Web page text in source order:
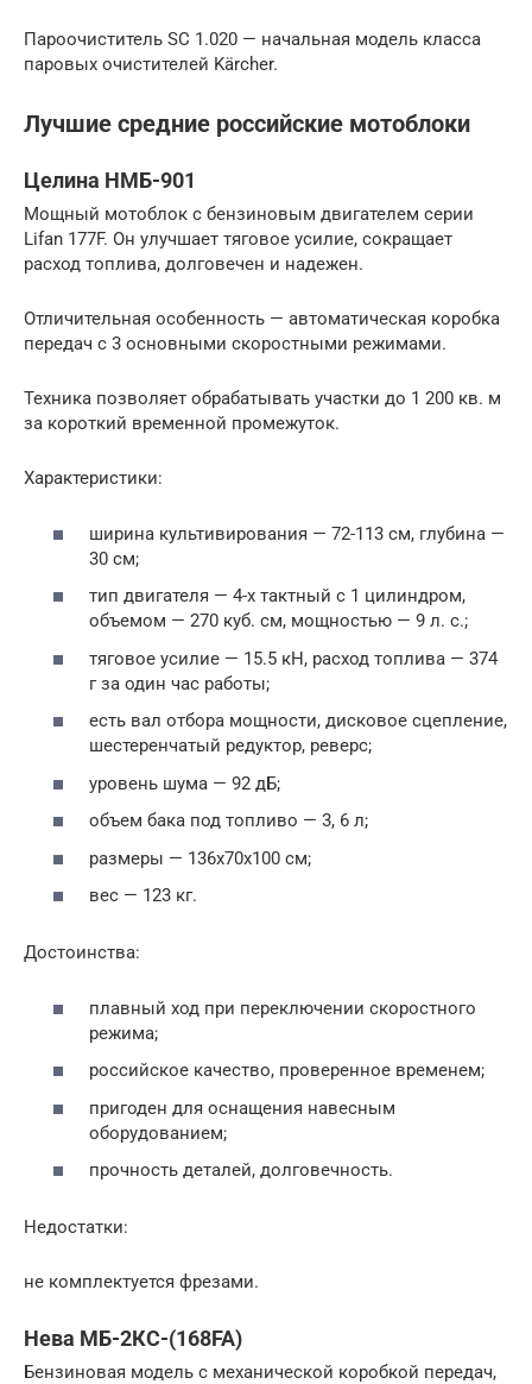
Пароочиститель SC 1.020 — начальная модель класса
паровых очистителей Kärcher.
Лучшие средние российские мотоблоки
Целина НМБ-901
Мощный мотоблок с бензиновым двигателем серии
Lifan 177F. Он улучшает тяговое усилие, сокращает
расход топлива, долговечен и надежен.
Отличительная особенность — автоматическая коробка
передач с 3 основными скоростными режимами.
Техника позволяет обрабатывать участки до 1 200 кв. м
за короткий временной промежуток.
Характеристики:
ширина культивирования — 72-113 см, глубина —
30 см;
тип двигателя — 4-х тактный с 1 цилиндром,
объемом — 270 куб. см, мощностью — 9 л. с.;
тяговое усилие — 15.5 кН, расход топлива — 374
г за один час работы;
есть вал отбора мощности, дисковое сцепление,
шестеренчатый редуктор, реверс;
уровень шума — 92 дБ;
объем бака под топливо — 3, 6 л;
размеры — 136х70х100 см;
вес — 123 кг.
Достоинства:
плавный ход при переключении скоростного
режима;
российское качество, проверенное временем;
пригоден для оснащения навесным
оборудованием;
прочность деталей, долговечность.
Недостатки:
не комплектуется фрезами.
Нева МБ-2КС-(168FA)
Бензиновая модель с механической коробкой передач,